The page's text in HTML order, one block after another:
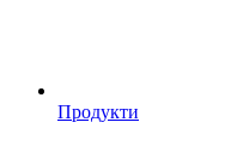
Продукти